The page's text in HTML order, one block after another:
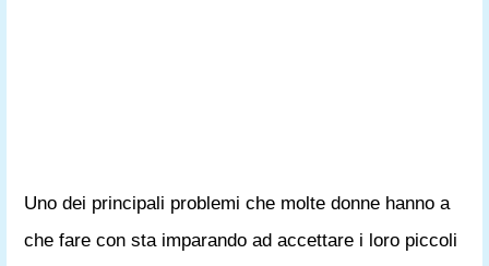
Uno dei principali problemi che molte donne hanno a
che fare con sta imparando ad accettare i loro piccoli